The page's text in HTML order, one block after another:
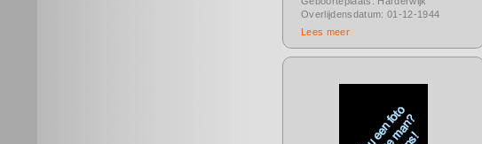
Overlijdensdatum: 01-12-1944
Lees meer